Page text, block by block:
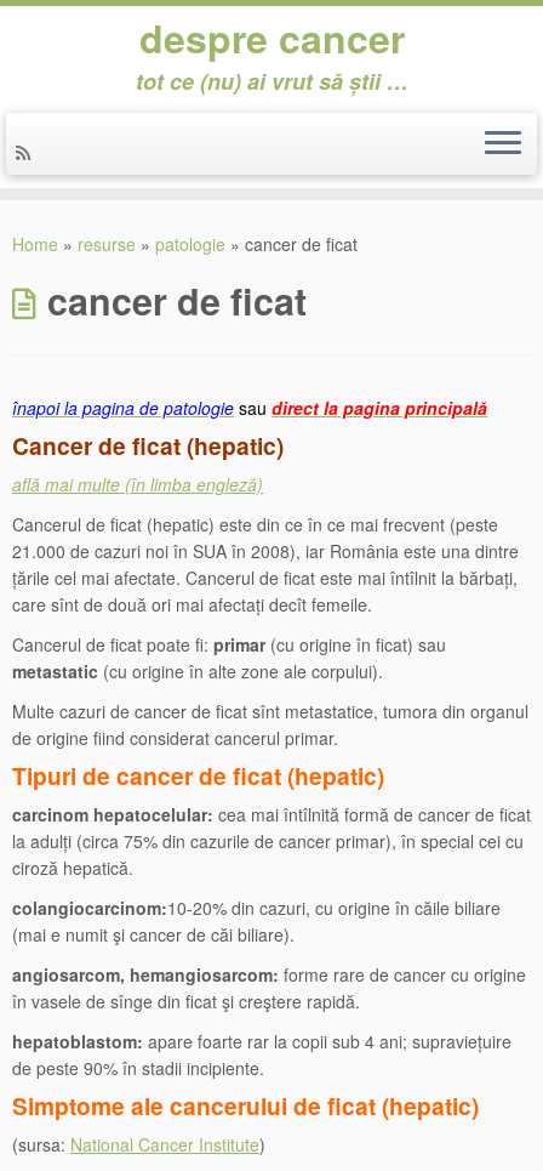
despre cancer
tot ce (nu) ai vrut să știi …
Home » resurse » patologie » cancer de ficat
cancer de ficat
înapoi la pagina de patologie sau direct la pagina principală
Cancer de ficat (hepatic)
află mai multe (în limba engleză)
Cancerul de ficat (hepatic) este din ce în ce mai frecvent (peste
21.000 de cazuri noi în SUA în 2008), iar România este una dintre
țările cel mai afectate. Cancerul de ficat este mai întîlnit la bărbați,
care sînt de două ori mai afectați decît femeile.
Cancerul de ficat poate fi: primar(cu origine în ficat) sau
metastatic (cu origine în alte zone ale corpului).
Multe cazuri de cancer de ficat sînt metastatice, tumora din organul
de origine fiind considerat cancerul primar.
Tipuri de cancer de ficat (hepatic)
carcinom hepatocelular: cea mai întîlnită formă de cancer de ficat
la adulți (circa 75% din cazurile de cancer primar), în special cei cu
ciroză hepatică.
colangiocarcinom:10-20% din cazuri, cu origine în căile biliare
(mai e numit şi cancer de căi biliare).
angiosarcom, hemangiosarcom: forme rare de cancer cu origine
în vasele de sînge din ficat şi creştere rapidă.
hepatoblastom: apare foarte rar la copii sub 4 ani; supraviețuire
de peste 90% în stadii incipiente.
Simptome ale cancerului de ficat (hepatic)
(sursa: National Cancer Institute)